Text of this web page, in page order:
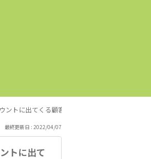
トに出てくる顧客の名前が違うのは、どう
最終更新日 : 2022/04/07
トに出て